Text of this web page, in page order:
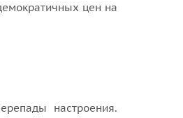
цен на
настроения.